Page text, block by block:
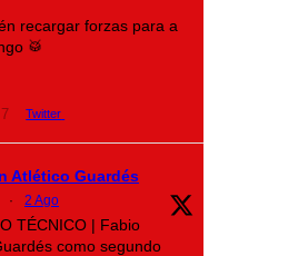
recargar forzas para a
🥁
7 Twitter
Atlético Guardés
· 2 Ago
TÉCNICO | Fabio
como segundo